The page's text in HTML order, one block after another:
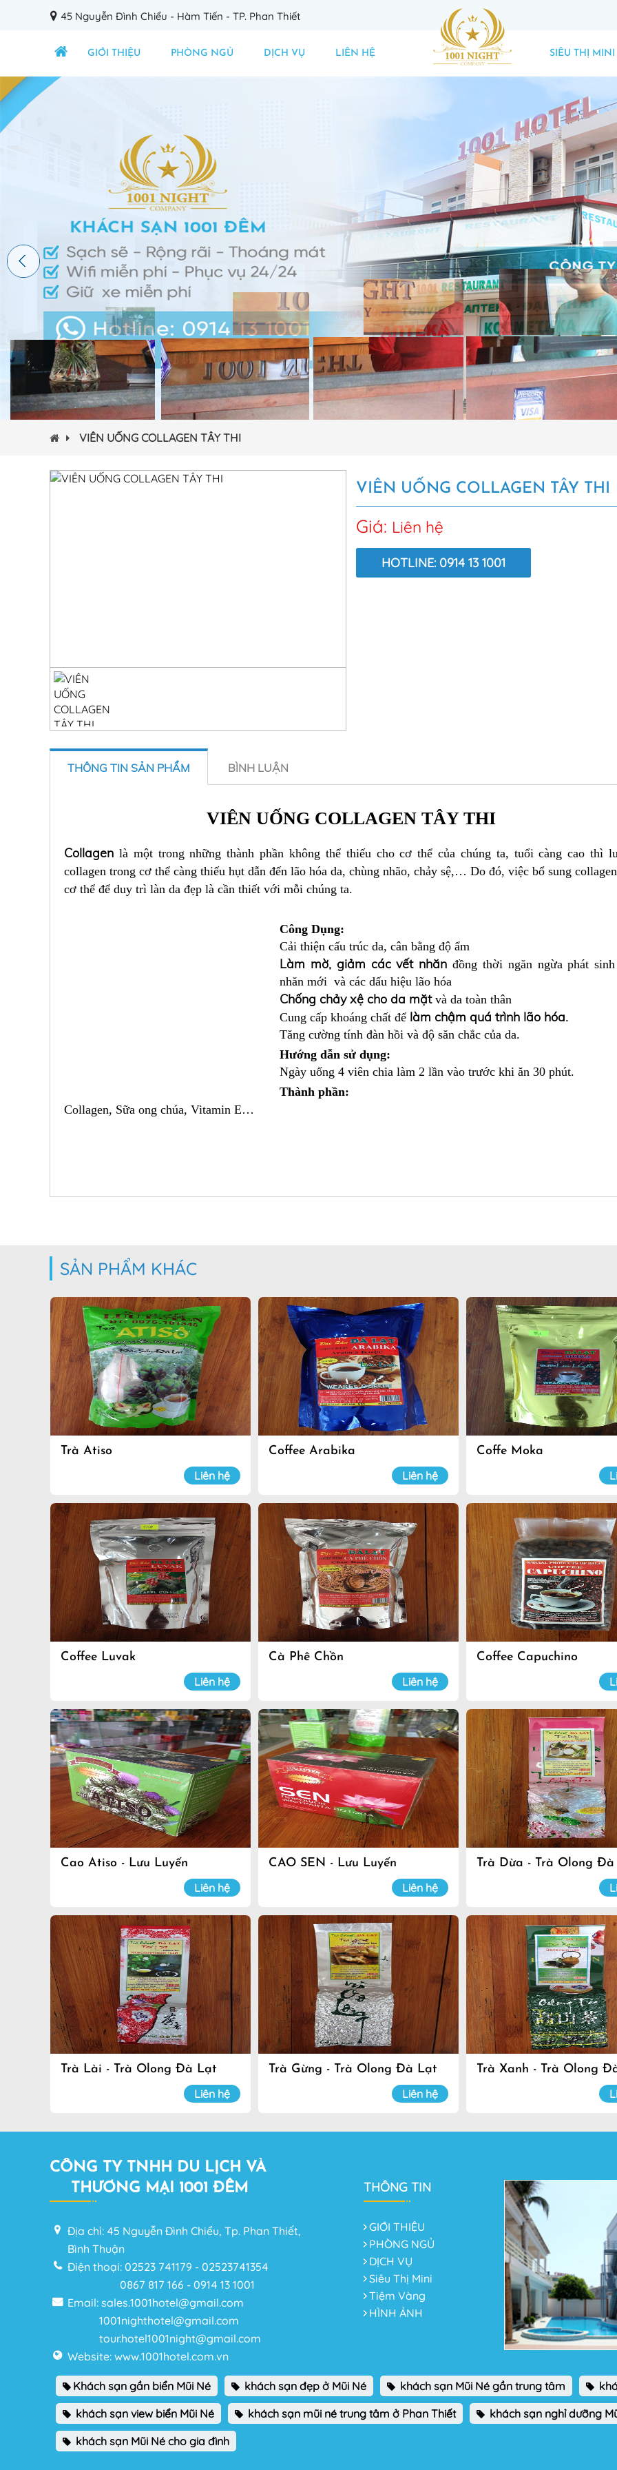
45 Nguyễn Đình Chiểu - Hàm Tiến - TP. Phan Thiết
GIỚI THIỆU PHÒNG NGỦ DỊCH VỤ LIÊN HỆ SIÊU THỊ MINI
VIÊN UỐNG COLLAGEN TÂY THI
VIÊN UỐNG COLLAGEN TÂY THI
Giá: Liên hệ
HOTLINE: 0914 13 1001
THÔNG TIN SẢN PHẨM BÌNH LUẬN
VIÊN UỐNG COLLAGEN TÂY THI
Collagen là một trong những thành phần không thể thiếu cho cơ thể của chúng ta, tuổi càng cao thì
collagen trong cơ thể càng thiếu hụt dẫn đến lão hóa da, chùng nhão, chảy sệ,… Do đó, việc bổ sung
cơ thể để duy trì làn da đẹp là cần thiết với mỗi chúng ta.
Công Dụng:
Cải thiện cấu trúc da, cân bằng độ ẩm
Làm mờ, giảm các vết nhăn đồng thời ngăn ngừa phát
nhăn mới và các dấu hiệu lão hóa
Chống chảy xệ cho da mặtvà da toàn thân
Cung cấp khoáng chất để làm chậm quá trình lão hóa.
Tăng cường tính đàn hồi và độ săn chắc của da.
Hướng dẫn sử dụng:
Ngày uống 4 viên chia làm 2 lần vào trước khi ăn 30 phút.
Thành phần:
Collagen, Sữa ong chúa, Vitamin E…
SẢN PHẨM KHÁC
Trà Atiso
Liên hệ
Coffee Arabika
Liên hệ
Coffe Moka
Coffee Luvak
Liên hệ
Cà Phê Chồn
Liên hệ
Coffee Capuchino
Cao Atiso - Lưu Luyến
Liên hệ
CAO SEN - Lưu Luyến
Liên hệ
Trà Dừa - Trà Olong
Trà Lài - Trà Olong Đà Lạt
Liên hệ
Trà Gừng - Trà Olong Đà Lạt
Liên hệ
Trà Xanh - Trà Olong
CÔNG TY TNHH DU LỊCH VÀ
THƯƠNG MẠI 1001 ĐÊM
Địa chỉ: 45 Nguyễn Đình Chiểu, Tp. Phan Thiết,
Bình Thuận
Điện thoại: 02523 741179 - 02523741354
0867 817 166 - 0914 13 1001
Email: sales.1001hotel@gmail.com
1001nighthotel@gmail.com
tour.hotel1001night@gmail.com
Website: www.1001hotel.com.vn
THÔNG TIN
GIỚI THIỆU
PHÒNG NGỦ
DỊCH VỤ
Siêu Thị Mini
Tiệm Vàng
HÌNH ẢNH
Khách sạn gần biển Mũi Né khách sạn đẹp ở Mũi Né khách sạn Mũi Né gần trung tâm
khách sạn view biển Mũi Né
khách sạn mũi né trung tâm ở Phan Thiết
khách sạn nghỉ dưỡng
khách sạn Mũi Né cho gia đình